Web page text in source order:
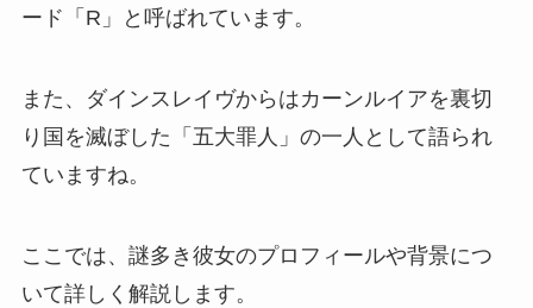
ード「R」と呼ばれています。
また、ダインスレイヴからはカーンルイアを裏切
り国を滅ぼした「五大罪人」の一人として語られ
ていますね。
ここでは、謎多き彼女のプロフィールや背景につ
いて詳しく解説します。